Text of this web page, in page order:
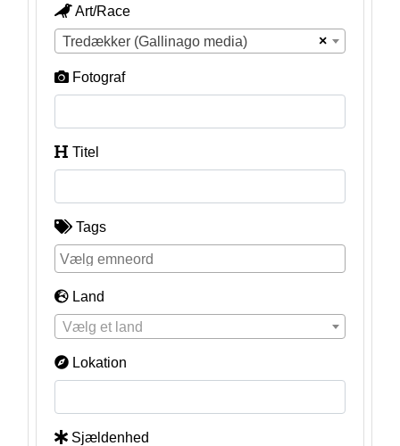
Art/Race
×
Tredækker (Gallinago media)
Fotograf
Titel
Tags
Land
Vælg et land
Lokation
Sjældenhed